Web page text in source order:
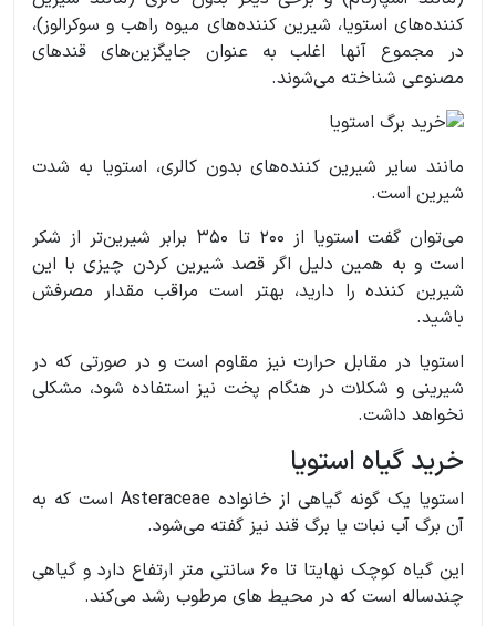
کننده‌های استویا، شیرین کننده‌های میوه راهب و سوکرالوز)،
در مجموع آنها اغلب به عنوان جایگزین‌های قندهای
مصنوعی شناخته می‌شوند.
مانند سایر شیرین کننده‌های بدون کالری، استویا به شدت
شیرین است.
می‌توان گفت استویا از 200 تا 350 برابر شیرین‌تر از شکر
است و به همین دلیل اگر قصد شیرین کردن چیزی با این
شیرین کننده را دارید، بهتر است مراقب مقدار مصرفش
باشید.
استویا در مقابل حرارت نیز مقاوم است و در صورتی که در
شیرینی و شکلات در هنگام پخت نیز استفاده شود، مشکلی
نخواهد داشت.
خرید گیاه استویا
استویا یک گونه گیاهی از خانواده Asteraceae است که به
آن برگ آب نبات یا برگ قند نیز گفته می‌شود.
این گیاه کوچک نهایتا تا 60 سانتی متر ارتفاع دارد و گیاهی
چندساله است که در محیط های مرطوب رشد می‌کند.